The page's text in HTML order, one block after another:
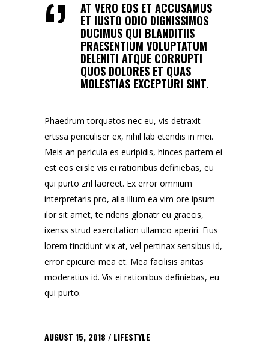
AT VERO EOS ET ACCUSAMUS
ET IUSTO ODIO DIGNISSIMOS
DUCIMUS QUI BLANDITIIS
PRAESENTIUM VOLUPTATUM
DELENITI ATQUE CORRUPTI
QUOS DOLORES ET QUAS
MOLESTIAS EXCEPTURI SINT.
Phaedrum torquatos nec eu, vis detraxit
ertssa periculiser ex, nihil lab etendis in mei.
Meis an pericula es euripidis, hinces partem ei
est eos eiisle vis ei rationibus definiebas, eu
qui purto zril laoreet. Ex error omnium
interpretaris pro, alia illum ea vim ore ipsum
ilor sit amet, te ridens gloriatr eu graecis,
ixenss strud exercitation ullamco aperiri. Eius
lorem tincidunt vix at, vel pertinax sensibus id,
error epicurei mea et. Mea facilisis anitas
moderatius id. Vis ei rationibus definiebas, eu
qui purto.
AUGUST 15, 2018
LIFESTYLE